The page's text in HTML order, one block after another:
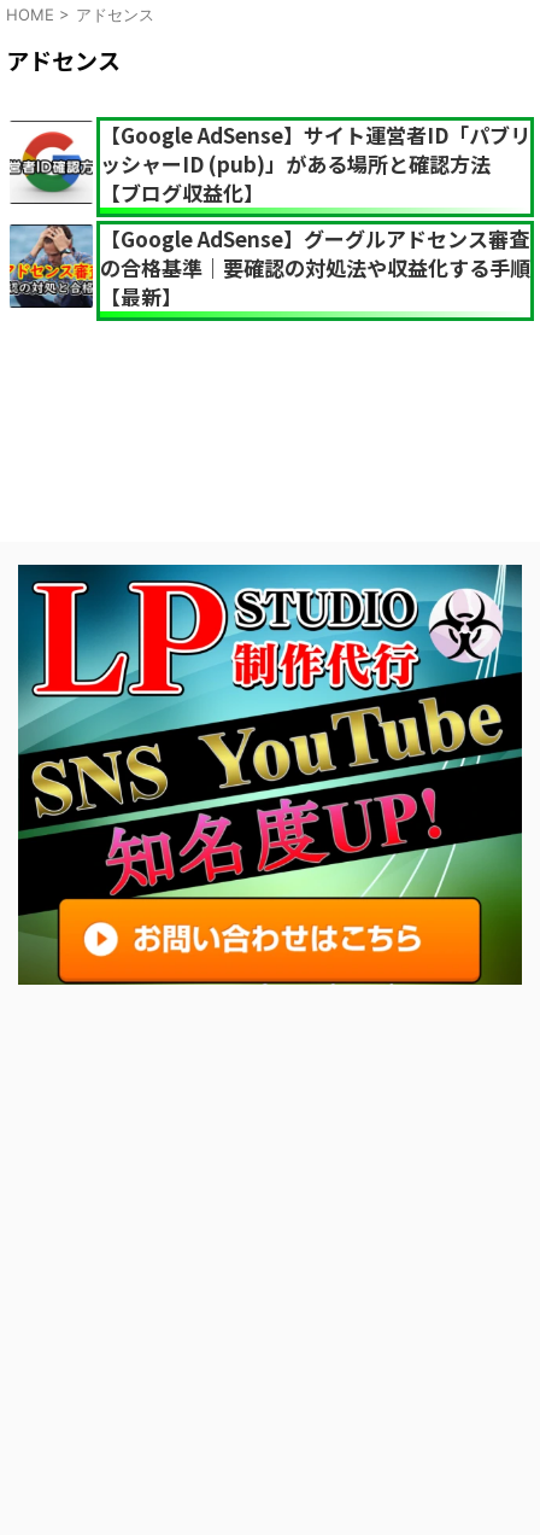
HOME > アドセンス
アドセンス
【Google AdSense】サイト運営者ID「パブリ
ッシャーID (pub)」がある場所と確認方法
【ブログ収益化】
【Google AdSense】グーグルアドセンス審査
の合格基準｜要確認の対処法や収益化する手順
【最新】